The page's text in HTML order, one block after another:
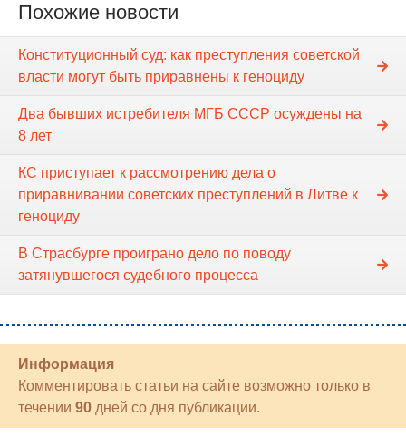
Похожие новости
Конституционный суд: как преступления советской
власти могут быть приравнены к геноциду
Два бывших истребителя МГБ СССР осуждены на
8 лет
КС приступает к рассмотрению дела о
приравнивании советских преступлений в Литве к
геноциду
В Страсбурге проиграно дело по поводу
затянувшегося судебного процесса
Информация
Комментировать статьи на сайте возможно только в
течении 90 дней со дня публикации.